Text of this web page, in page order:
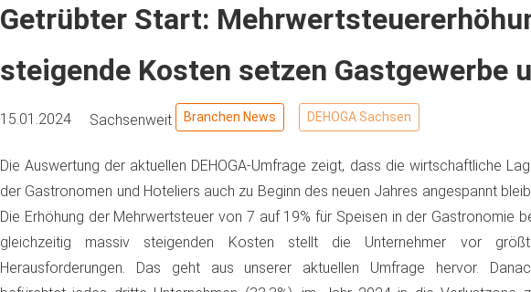
Getrübter Start:
steigende Kosten setzen Gastgewerbe
15.01.2024 Sachsenweit Branchen News DEHOGA Sachsen
Die Auswertung der aktuellen DEHOGA-Umfrage zeigt, dass die wirtschaftliche
der Gastronomen und Hoteliers auch zu Beginn des neuen Jahres angespannt
Die Erhöhung der Mehrwertsteuer von 7 auf 19% für Speisen in der Gastronomie
gleichzeitig massiv steigenden Kosten stellt die Unternehmer vor
Herausforderungen. Das geht aus unserer aktuellen Umfrage hervor.